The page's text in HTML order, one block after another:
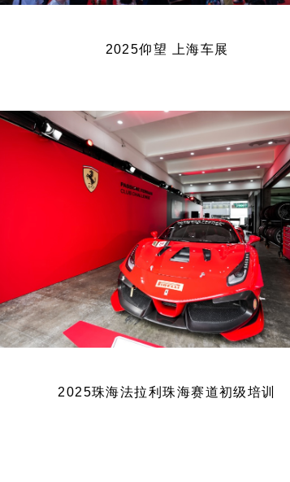
2025仰望 上海车展
2025珠海法拉利珠海赛道初级培训